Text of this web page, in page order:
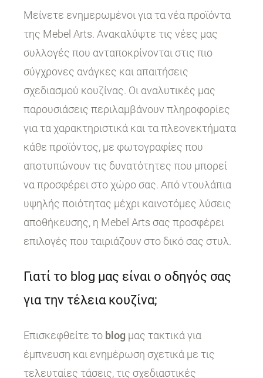
Μείνετε ενημερωμένοι για τα νέα προϊόντα
της Mebel Arts. Ανακαλύψτε τις νέες μας
συλλογές που ανταποκρίνονται στις πιο
σύγχρονες ανάγκες και απαιτήσεις
σχεδιασμού κουζίνας. Οι αναλυτικές μας
παρουσιάσεις περιλαμβάνουν πληροφορίες
για τα χαρακτηριστικά και τα πλεονεκτήματα
κάθε προϊόντος, με φωτογραφίες που
αποτυπώνουν τις δυνατότητες που μπορεί
να προσφέρει στο χώρο σας. Από ντουλάπια
υψηλής ποιότητας μέχρι καινοτόμες λύσεις
αποθήκευσης, η Mebel Arts σας προσφέρει
επιλογές που ταιριάζουν στο δικό σας στυλ.
Γιατί το blog μας είναι ο οδηγός σας
για την τέλεια κουζίνα;
Επισκεφθείτε το blog μας τακτικά για
έμπνευση και ενημέρωση σχετικά με τις
τελευταίες τάσεις, τις σχεδιαστικές